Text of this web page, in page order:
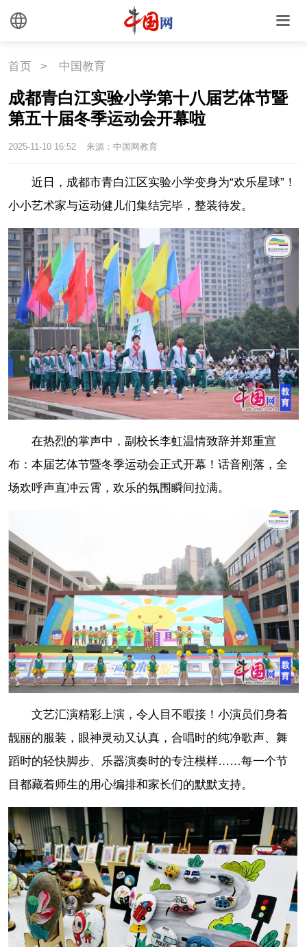
首页 > 中国教育
成都青白江实验小学第十八届艺体节暨
第五十届冬季运动会开幕啦
2025-11-10 16:52 来源：中国网教育
近日，成都市青白江区实验小学变身为“欢乐星球”！
小小艺术家与运动健儿们集结完毕，整装待发。
在热烈的掌声中，副校长李虹温情致辞并郑重宣
布：本届艺体节暨冬季运动会正式开幕！话音刚落，全
场欢呼声直冲云霄，欢乐的氛围瞬间拉满。
文艺汇演精彩上演，令人目不暇接！小演员们身着
靓丽的服装，眼神灵动又认真，合唱时的纯净歌声、舞
蹈时的轻快脚步、乐器演奏时的专注模样……每一个节
目都藏着师生的用心编排和家长们的默默支持。